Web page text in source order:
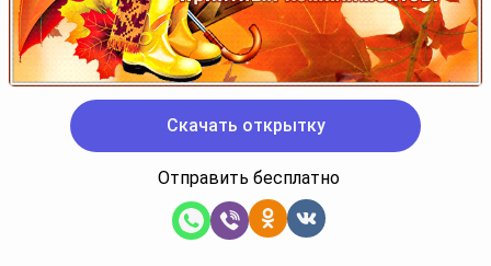
Скачать открытку
Отправить бесплатно